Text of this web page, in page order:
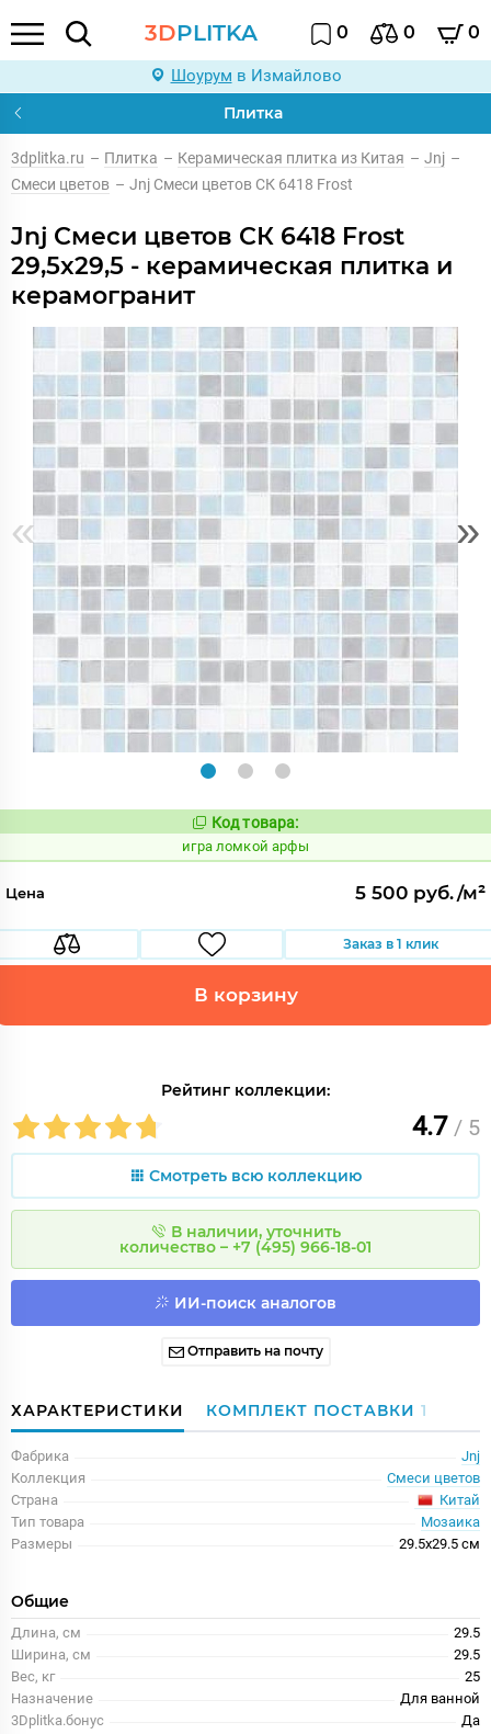
3DPLITKA 0 0 0
Шоурум в Измайлово
Плитка
3dplitka.ru – Плитка – Керамическая плитка из Китая – Jnj –
Смеси цветов – Jnj Смеси цветов СК 6418 Frost
Jnj Смеси цветов СК 6418 Frost
29,5x29,5 - керамическая плитка и
керамогранит
« »
Код:
552876
Код товара:
игра ломкой арфы
Цена 5 500 руб./м²
Заказ в 1 клик
В корзину
Рейтинг коллекции:
4.7 / 5
Смотреть всю коллекцию
В наличии, уточнить
количество – +7 (495) 966-18-01
ИИ-поиск аналогов
Отправить на почту
ХАРАКТЕРИСТИКИ КОМПЛЕКТ ПОСТАВКИ 1
Фабрика
Jnj
Коллекция
Смеси цветов
Страна
Китай
Тип товара
Мозаика
Размеры
29.5x29.5 см
Общие
Длина, см
29.5
Ширина, см
29.5
Вес, кг
25
Назначение
Для ванной
3Dplitka.бонус
Да